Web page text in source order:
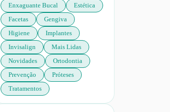
Enxaguante Bucal
Estética
Facetas
Gengiva
Higiene
Implantes
Invisalign
Mais Lidas
Novidades
Ortodontia
Prevenção
Próteses
Tratamentos